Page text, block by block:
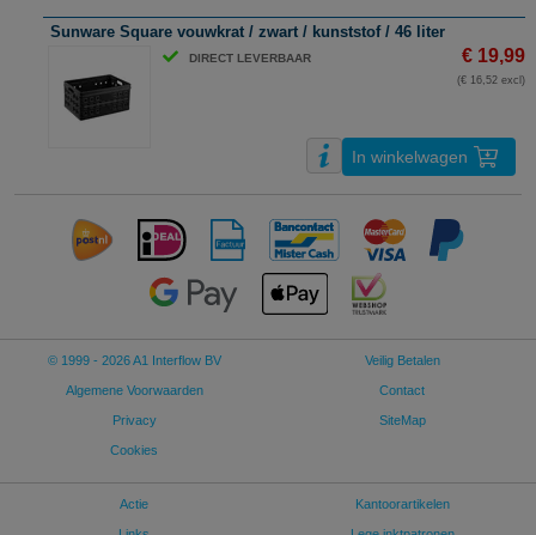
Sunware Square vouwkrat / zwart / kunststof / 46 liter
DIRECT LEVERBAAR € 19,99
(€ 16,52 excl)
In winkelwagen
© 1999 - 2026 A1 Interflow BV
Algemene Voorwaarden
Privacy
Cookies
Veilig Betalen
Contact
SiteMap
Actie Kantoorartikelen